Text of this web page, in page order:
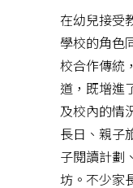
在幼兒接受
學校的角色
校合作傳統
道，既增進
及校內的情
長日、親子
子閱讀計劃
坊。不少家